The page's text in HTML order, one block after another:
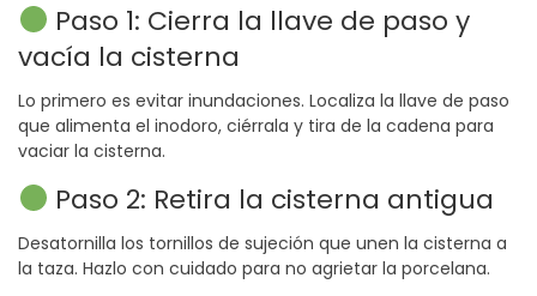
Paso 1: Cierra la llave de paso y
vacía la cisterna
Lo primero es evitar inundaciones. Localiza la llave de paso
que alimenta el inodoro, ciérrala y tira de la cadena para
vaciar la cisterna.
Paso 2: Retira la cisterna antigua
Desatornilla los tornillos de sujeción que unen la cisterna a
la taza. Hazlo con cuidado para no agrietar la porcelana.